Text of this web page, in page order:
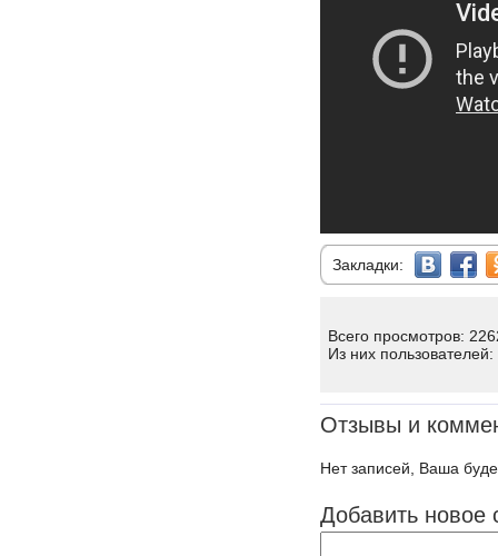
Закладки:
Всего просмотров:
Из них пользователей:
Отзывы и
Нет записей, Ваша
Добавить новое